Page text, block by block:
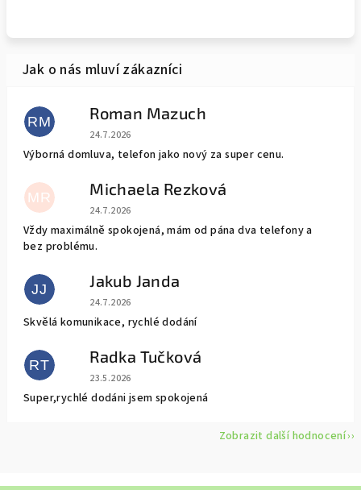
RM Roman Mazuch
Hodnocení obchodu je 5 z 5 hvězdiček.
24.7.2026
Výborná domluva, telefon jako nový za super cenu.
MR Michaela Rezková
Hodnocení obchodu je 5 z 5 hvězdiček.
24.7.2026
Vždy maximálně spokojená, mám od pána dva telefony a
bez problému.
JJ Jakub Janda
Hodnocení obchodu je 5 z 5 hvězdiček.
24.7.2026
Skvělá komunikace, rychlé dodání
RT Radka Tučková
Hodnocení obchodu je 5 z 5 hvězdiček.
23.5.2026
Super,rychlé dodáni jsem spokojená
Zobrazit další hodnocení